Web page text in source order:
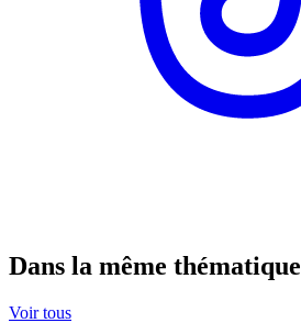
Dans la même thématique
Voir tous